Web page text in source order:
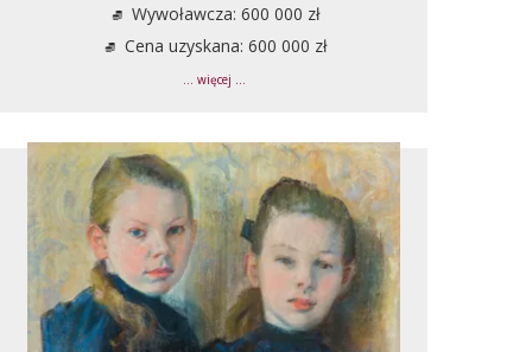
Wywoławcza: 600 000 zł
Cena uzyskana: 600 000 zł
... więcej ...